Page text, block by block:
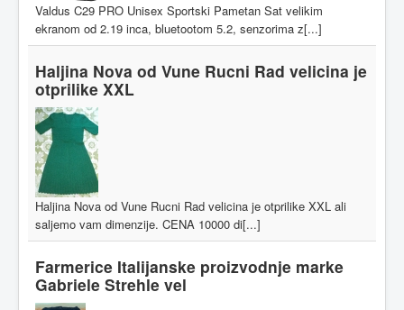
Valdus C29 PRO Unisex Sportski Pametan Sat velikim
ekranom od 2.19 inca, bluetootom 5.2, senzorima z[...]
Haljina Nova od Vune Rucni Rad velicina je
otprilike XXL
Haljina Nova od Vune Rucni Rad velicina je otprilike XXL ali
saljemo vam dimenzije. CENA 10000 di[...]
Farmerice Italijanske proizvodnje marke
Gabriele Strehle vel